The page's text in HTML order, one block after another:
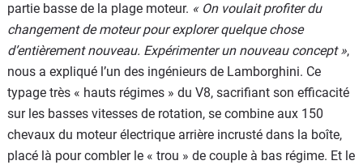
partie basse de la plage moteur. « On voulait profiter du
changement de moteur pour explorer quelque chose
d’entièrement nouveau. Expérimenter un nouveau concept »,
nous a expliqué l’un des ingénieurs de Lamborghini. Ce
typage très « hauts régimes » du V8, sacrifiant son efficacité
sur les basses vitesses de rotation, se combine aux 150
chevaux du moteur électrique arrière incrusté dans la boîte,
placé là pour combler le « trou » de couple à bas régime. Et le